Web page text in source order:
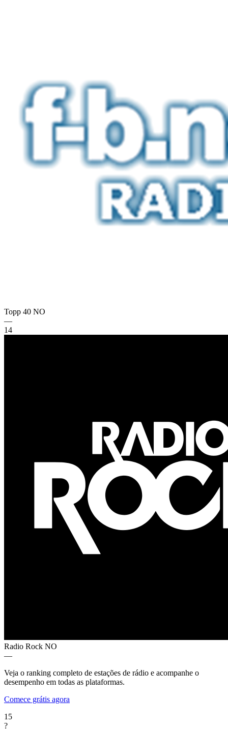
Topp 40 NO
—
14
Radio Rock NO
—
Veja o ranking completo de estações de rádio e acompanhe o
desempenho em todas as plataformas.
Comece grátis agora
15
?